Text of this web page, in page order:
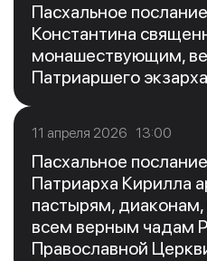
Пасхальное
Константина
монашествующим,
Патриаршего
11 апреля 2026 13:00
Пасхальное
Патриарха Кирилла
пастырям,
всем верным чадам
Православной